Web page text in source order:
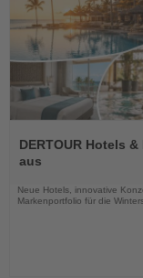
Sie
die
DERTOUR Hotels
aus
Neue Hotels, innovative
Markenportfolio für die